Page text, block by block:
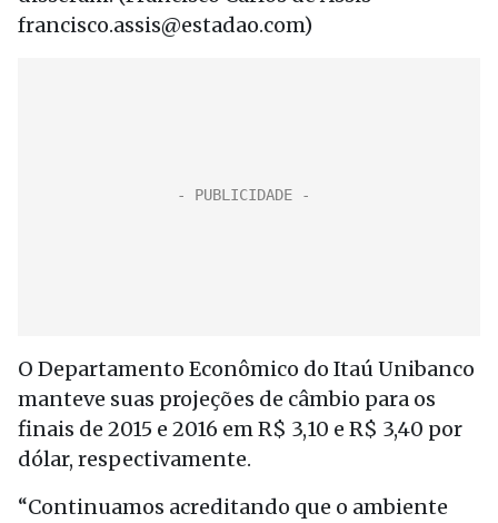
francisco.assis@estadao.com)
O Departamento Econômico do Itaú Unibanco
manteve suas projeções de câmbio para os
finais de 2015 e 2016 em R$ 3,10 e R$ 3,40 por
dólar, respectivamente.
“Continuamos acreditando que o ambiente